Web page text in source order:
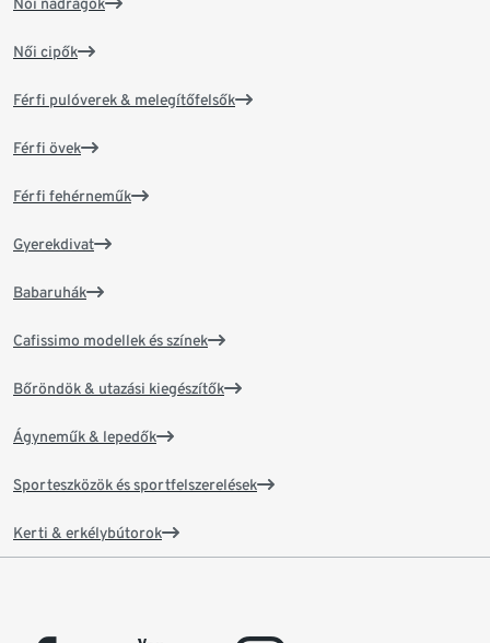
Női cipők
Férfi pulóverek & melegítőfelsők
Férfi övek
Férfi fehérneműk
Gyerekdivat
Babaruhák
Cafissimo modellek és színek
Bőröndök & utazási kiegészítők
Ágyneműk & lepedők
Sporteszközök és sportfelszerelések
Kerti & erkélybútorok